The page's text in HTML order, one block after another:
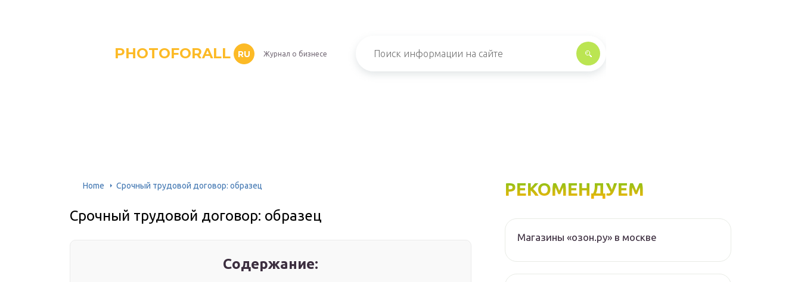
PHOTOFORALL RU Журнал о бизнесе
Home Срочный трудовой договор: образец
Срочный трудовой договор: образец
Содержание:
РЕКОМЕНДУЕМ
Магазины «озон.ру» в москве